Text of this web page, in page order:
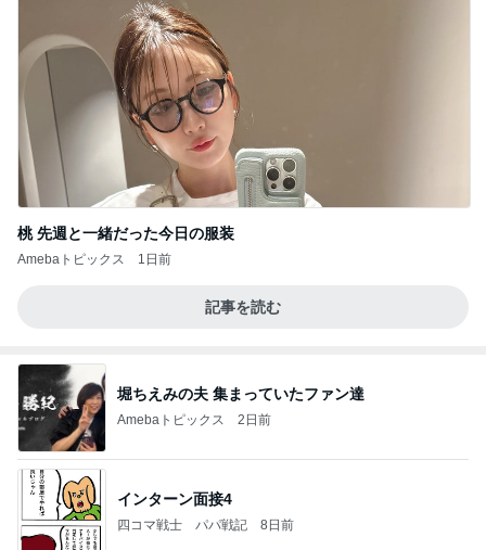
桃 先週と一緒だった今日の服装
Amebaトピックス 1日前
記事を読む
堀ちえみの夫 集まっていたファン達
Amebaトピックス 2日前
インターン面接4
四コマ戦士 パパ戦記 8日前